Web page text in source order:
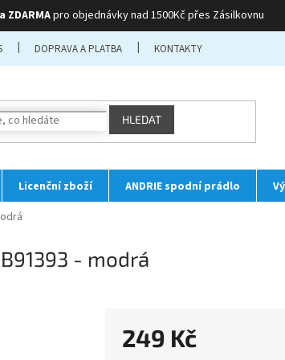
ZDARMApro objednávky nad 1500Kč přes Zásilkovnu
DOPRAVA A PLATBA KONTAKTY
HLEDAT
Licenční zboží ANDRIE spodní prádlo
- modrá
249 Kč